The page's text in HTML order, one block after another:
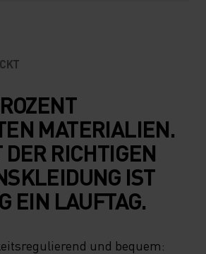
MATERIALIEN.
RICHTIGEN
IST
EIN LAUFTAG.
und bequem: